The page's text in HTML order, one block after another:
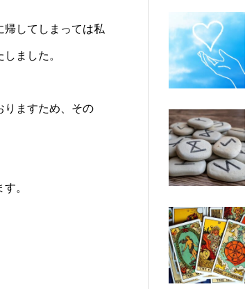
帰してしまっては私
ました。
りますため、その
。